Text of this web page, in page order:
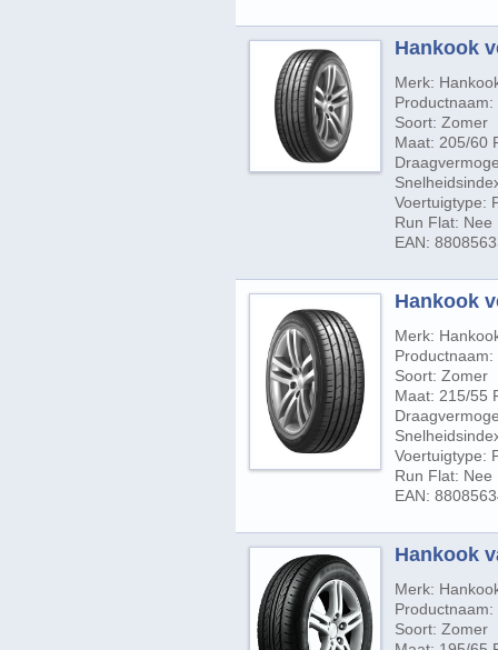
Hankook
Merk:
Soort: Zomer
Maat: 205/60
Voertuigtype:
Run Flat: Nee
EAN:
Hankook
Merk:
Soort: Zomer
Maat: 215/55
Voertuigtype:
Run Flat: Nee
EAN:
Hankook
Merk:
Soort: Zomer